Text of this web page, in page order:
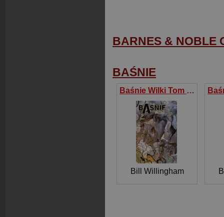
BARNES & NOBLE
BAŚNIE
Baśnie Wilki Tom 8 Komiks
Bill Willingham